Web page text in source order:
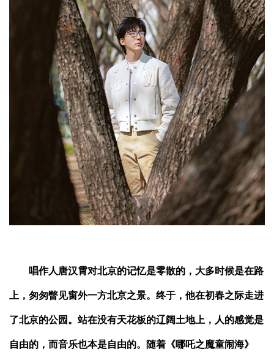
唱作人唐汉霄对北京的记忆是零散的，大多时候是在路
上，匆匆瞥见窗外一方北京之景。终于，他在初春之际走进
了北京的公园。站在没有天花板的辽阔土地上，人的感觉是
自由的，而音乐也本是自由的。随着《哪吒之魔童闹海》